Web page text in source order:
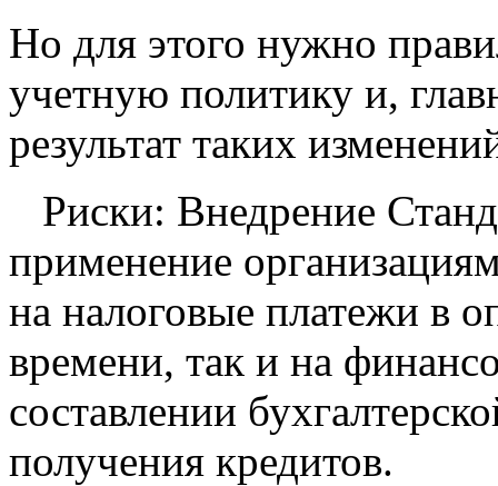
Но для этого нужно
учетную политику и,
результат таких
Риски: Внедрение
применение
на налоговые платежи в
времени, так и на
составлении
получения кредитов.